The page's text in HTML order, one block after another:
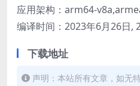
应用架构：arm64-
编译时间：2023年6月26日,
下载地址
声明：本站所有文章，如无